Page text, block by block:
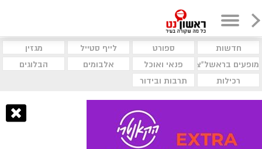
חדשות ספורט לייף סטייל
מגזין
מופעים בראשל"צ
פנאי ואוכל אלבומים
הבלוגים
רכילות
תרבות ובידור